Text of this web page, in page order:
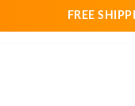
FREE